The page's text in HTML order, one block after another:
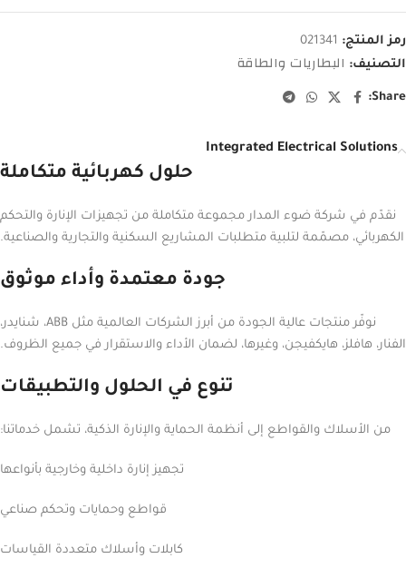
رمز المنتج: 021341
التصنيف: البطاريات والطاقة
Share:
Integrated Electrical Solutions
حلول كهربائية متكاملة
نقدّم في شركة ضوء المدار مجموعة متكاملة من تجهيزات الإنارة والتحكم
الكهربائي، مصمّمة لتلبية متطلبات المشاريع السكنية والتجارية والصناعية.
جودة معتمدة وأداء موثوق
نوفّر منتجات عالية الجودة من أبرز الشركات العالمية مثل ABB، شنايدر،
الفنار، هافلز، هايكفيجن، وغيرها، لضمان الأداء والاستقرار في جميع الظروف.
تنوع في الحلول والتطبيقات
من الأسلاك والقواطع إلى أنظمة الحماية والإنارة الذكية، تشمل خدماتنا:
تجهيز إنارة داخلية وخارجية بأنواعها
قواطع وحمايات وتحكم صناعي
كابلات وأسلاك متعددة القياسات